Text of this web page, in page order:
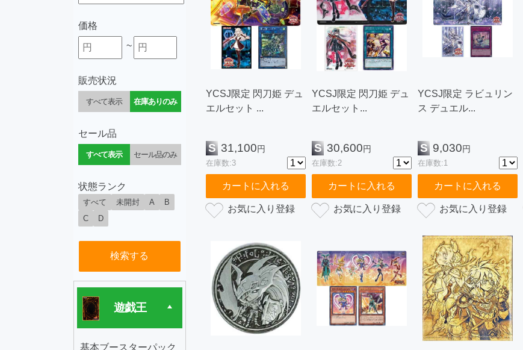
価格
~
販売状況
すべて表示 在庫ありのみ
セール品
すべて表示 セール品のみ
状態ランク
すべて 未開封 A
B
C
D
検索する
遊戯王
基本ブースターパック
YCSJ限定 閃刀姫 デュ
エルセット ...
S 31,100円
在庫数:3
カートに入れる
YCSJ限定 閃刀姫 デュ
エルセット...
S 30,600円
在庫数:2
カートに入れる
YCSJ限定 ラビュリン
ス デュエル...
S 9,030円
在庫数:1
カートに入れる